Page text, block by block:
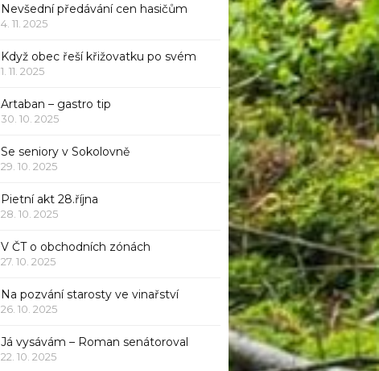
Nevšední předávání cen hasičům
4. 11. 2025
Když obec řeší křižovatku po svém
1. 11. 2025
Artaban – gastro tip
30. 10. 2025
Se seniory v Sokolovně
29. 10. 2025
Pietní akt 28.října
28. 10. 2025
V ČT o obchodních zónách
27. 10. 2025
Na pozvání starosty ve vinařství
26. 10. 2025
Já vysávám – Roman senátoroval
22. 10. 2025